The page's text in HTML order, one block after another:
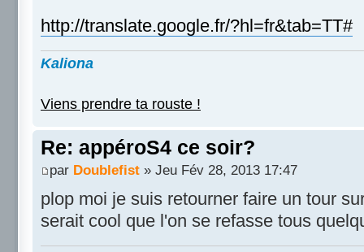
http://translate.google.fr/?hl=fr&tab=TT#
Kaliona
Viens prendre ta rouste !
Re: appéroS4 ce soir?
par Doublefist » Jeu Fév 28, 2013 17:47
plop moi je suis retourner faire un tour
serait cool que l'on se refasse tous